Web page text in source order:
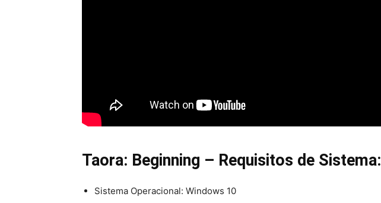
Taora: Beginning – Requisitos de Sistema:
Sistema Operacional: Windows 10